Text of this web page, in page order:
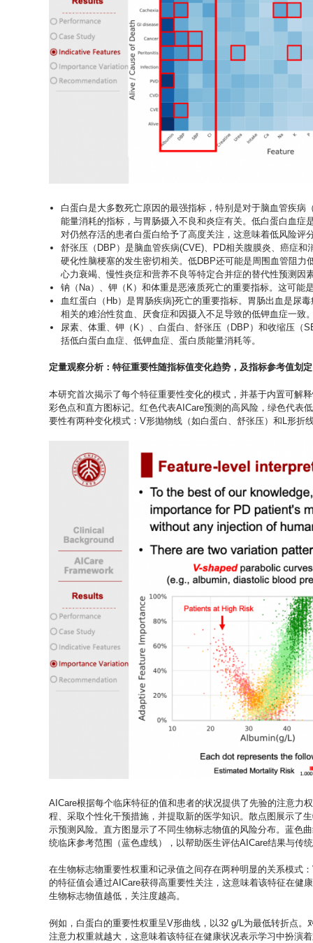
白蛋白是大多数死亡原因的最强指标，特别是对于脑血管疾
能量消耗的指标，与胃肠摄入不良和炎症有关。低白蛋白血
对仍然存活的患者白蛋白给予了高度关注，这意味着低风险评
舒张压（DBP）是脑血管疾病(CVE)、PD相关腹膜炎、癌症
硬化性脑梗塞的发生密切相关。低DBP还可能是周围血管阻
心力衰竭、慢性炎症和营养不良等特定合并症的替代性预测因
钠（Na）、钾（K）和体重是恶液质死亡的重要指标。这可能
血红蛋白（Hb）是胃肠疾病}死亡的重要指标。胃肠出血是尿
相关的难治性贫血、厌食症和因摄入不足导致的低钾血症一致
尿素、体重、钾（K）、白蛋白、舒张压（DBP）和收缩压（
括低白蛋白血症、低钾血症、蛋白质能量消耗等。
定量观察分析：特征重要性随指标值变化趋势，及指标参考值划定
本研究首次揭示了每个特征重要性变化的模式，并基于内置可解
彩色点和直方图标记。红色代表AICare预测的高风险，绿色代表
要性有两种变化模式：V形抛物线（如白蛋白、舒张压）和L形折
AICare根据每个临床特征的值和患者的状况提供了先验的注意力
程、采取个性化干预措施，并提取新的医学知识。散点图展示了
示预测风险。直方图显示了不同生物标志物值的风险分布。蓝色
统临床参考范围（蓝色虚线），以帮助医生评估AICare结果与传
在生物标志物重要性权重和记录值之间存在两种明显的关系模式
的特征值会通过AICare获得高重要性关注，这意味着该特征在健
生物标志物值越低，关注度越高。
例如，白蛋白的重要性权重呈V形曲线，以32 g/L为最低转折点
注意力权重就越大，这意味着该特征在健康状况表示学习中扮演